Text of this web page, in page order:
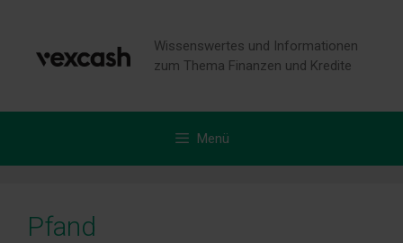
springen
Wissenswertes und Informationen
zum Thema Finanzen und Kredite
Menü
Pfand